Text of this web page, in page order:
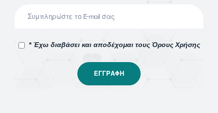
* Έχω διαβάσει και αποδέχομαι τους Όρους Χρήσης